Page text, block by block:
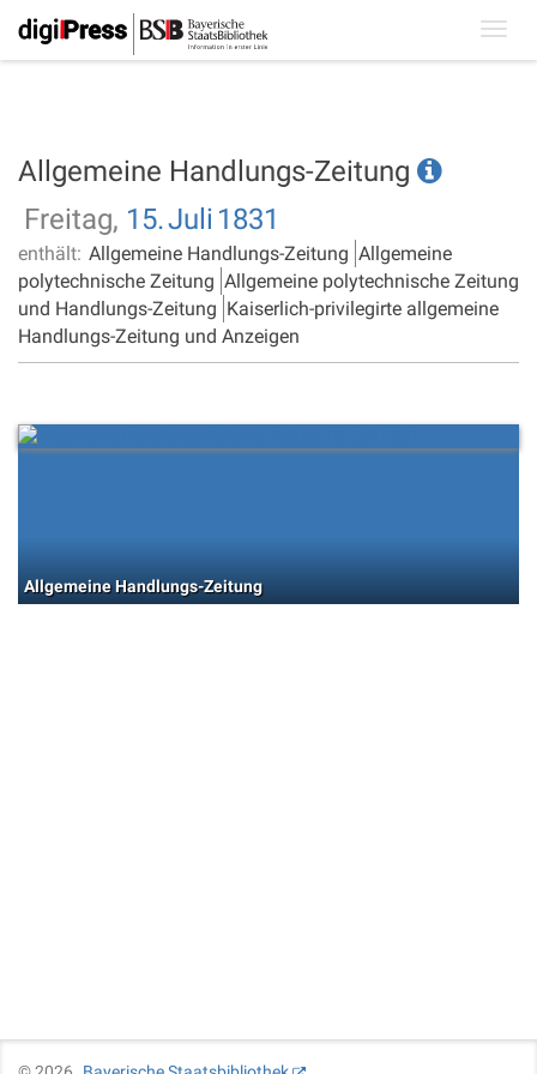
Allgemeine Handlungs-Zeitung
Freitag, 15.Juli 1831
enthält: Allgemeine Handlungs-Zeitung Allgemeine
polytechnische Zeitung Allgemeine polytechnische Zeitung
und Handlungs-Zeitung Kaiserlich-privilegirte allgemeine
Handlungs-Zeitung und Anzeigen
Allgemeine Handlungs-Zeitung